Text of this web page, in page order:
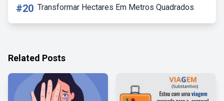
#20 Transformar Hectares Em Metros Quadrados
Related Posts